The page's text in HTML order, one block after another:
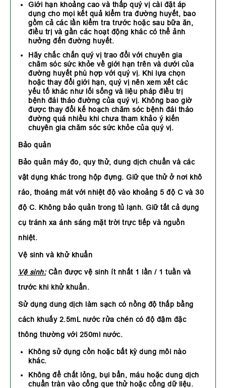
Giới hạn khoảng cao và thấp quý vị cài đặt áp
dụng cho mọi kết quả kiểm tra đường huyết, bao
gồm cả các lần kiểm tra trước hoặc sau bữa ăn,
điều trị và gần các hoạt động khác có thể ảnh
hưởng đến đường huyết.
Hãy chắc chắn quý vị trao đổi với chuyên gia
chăm sóc sức khỏe về giới hạn trên và dưới của
đường huyết phù hợp với quý vị. Khi lựa chọn
hoặc thay đổi giới hạn, quý vị nên xem xết các
yếu tố khác như lối sống và liệu pháp điều trị
bệnh đái tháo đường của quý vị. Không bao giờ
được thay đổi kế hoạch chăm sóc bệnh đái tháo
đường quá nhiều khi chưa tham khảo ý kiến
chuyên gia chăm sóc sức khỏe của quý vị.
Bảo quản
Bảo quản máy đo, quy thử, dung dịch chuẩn và các
vật dụng khác trong hộp đựng. Giữ que thử ở nơi khô
ráo, thoáng mát với nhiệt độ vào khoảng 5 độ C và 30
độ C. Không bảo quản trong tủ lạnh. Giữ tất cả dụng
cụ tránh xa ánh sáng mặt trời trực tiếp và nguồn
nhiệt.
Vệ sinh và khử khuẩn
Vệ sinh: Cần được vệ sinh ít nhất 1 lần / 1 tuần và
trước khi khử khuẩn.
Sử dụng dung dịch làm sạch có nồng độ thấp bằng
cách khuấy 2.5mL nước rửa chén có độ đậm đặc
thông thường với 250ml nước.
Không sử dụng cồn hoặc bất kỳ dung môi nào
khác.
Không để chất lỏng, bụi bẩn, máu hoặc dung dịch
chuẩn tràn vào cổng que thử hoặc cổng dữ liệu.